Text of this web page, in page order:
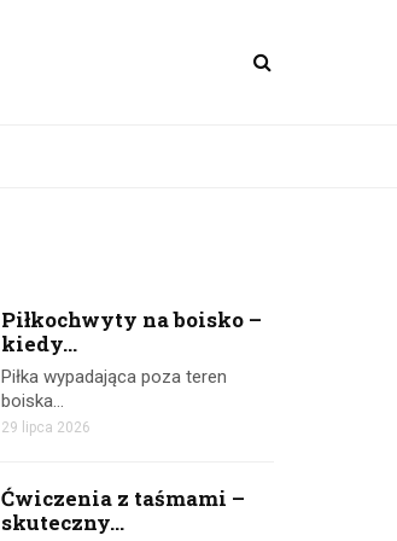
Piłkochwyty na boisko –
kiedy...
Piłka wypadająca poza teren
boiska…
29 lipca 2026
Ćwiczenia z taśmami –
skuteczny...